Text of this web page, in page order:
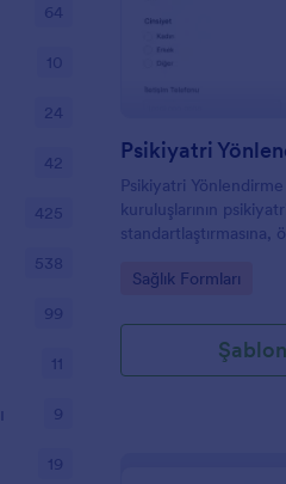
Psikiyatri
Psikiyatri
kuruluşlarının
standartlaştırmasına,
yanıtlarını Jotform
Go to Category:
Sağlık Formları
64
10
24
42
425
538
99
11
9
19